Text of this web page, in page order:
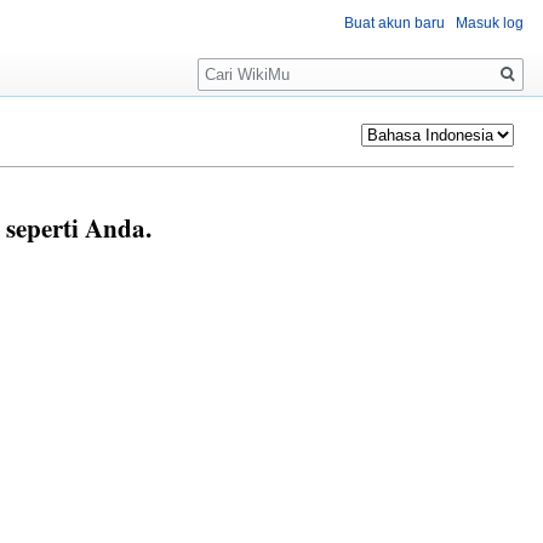
Anda.
Buat akun baru Masuk log
Pencarian